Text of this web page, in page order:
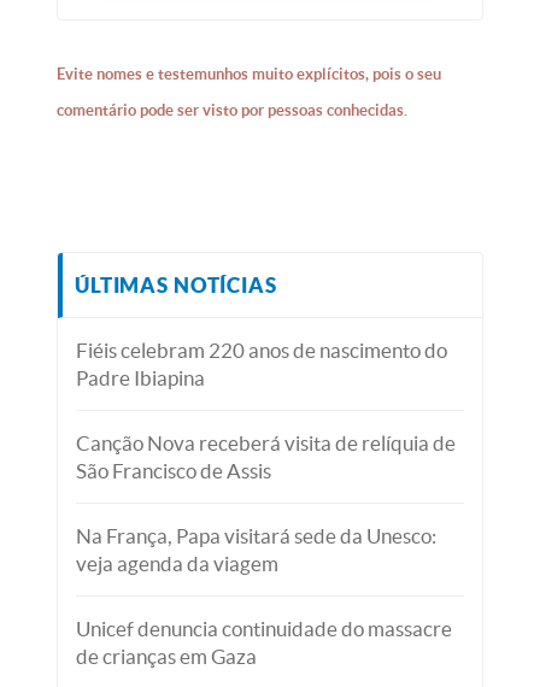
Evite nomes e testemunhos muito explícitos, pois o seu
comentário pode ser visto por pessoas conhecidas.
ÚLTIMAS NOTÍCIAS
Fiéis celebram 220 anos de nascimento do
Padre Ibiapina
Canção Nova receberá visita de relíquia de
São Francisco de Assis
Na França, Papa visitará sede da Unesco:
veja agenda da viagem
Unicef denuncia continuidade do massacre
de crianças em Gaza